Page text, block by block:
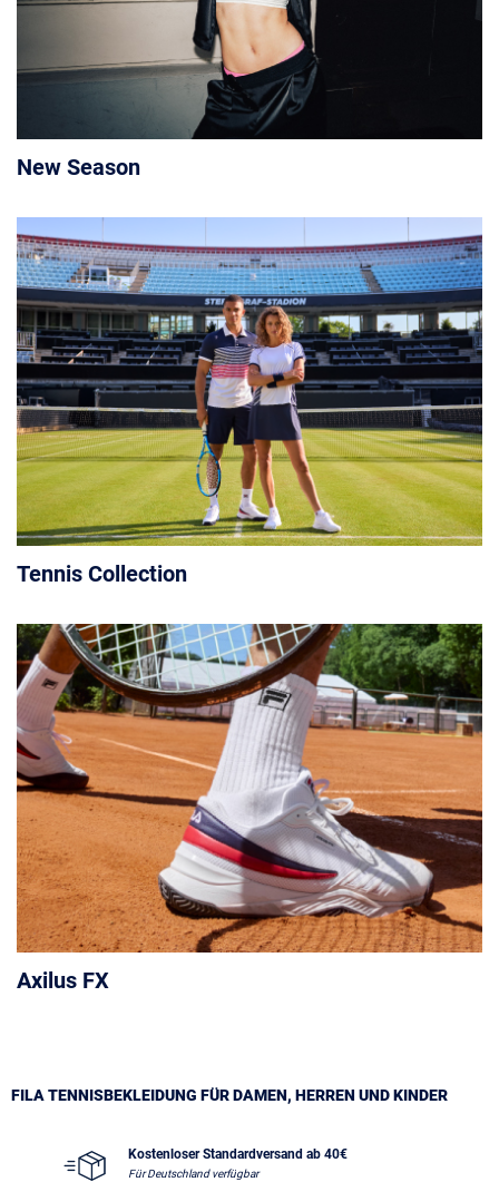
New Season
Tennis Collection
Axilus FX
FILA TENNISBEKLEIDUNG FÜR DAMEN, HERREN UND KINDER
Kostenloser Standardversand ab 40€
Für Deutschland verfügbar